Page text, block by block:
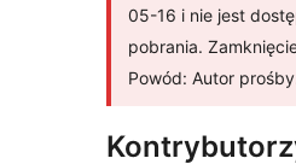
05-16 i nie jest
pobrania.
Powód: Autor